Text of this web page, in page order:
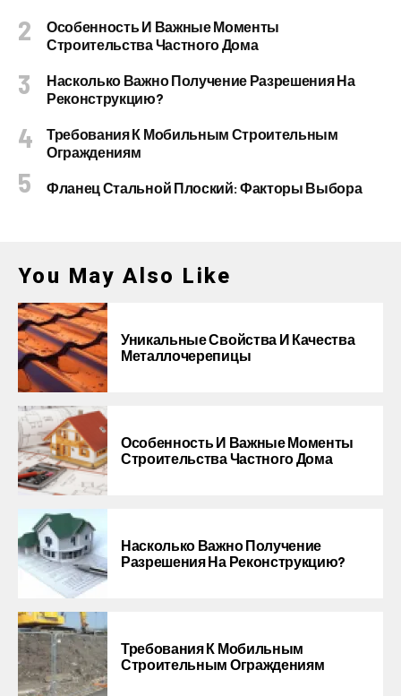
Особенность И Важные Моменты
Строительства Частного Дома
Насколько Важно Получение Разрешения На
Реконструкцию?
Требования К Мобильным Строительным
Ограждениям
Фланец Стальной Плоский: Факторы Выбора
You May Also Like
Уникальные Свойства И Качества
Металлочерепицы
Особенность И Важные Моменты
Строительства Частного Дома
Насколько Важно Получение
Разрешения На Реконструкцию?
Требования К Мобильным
Строительным Ограждениям